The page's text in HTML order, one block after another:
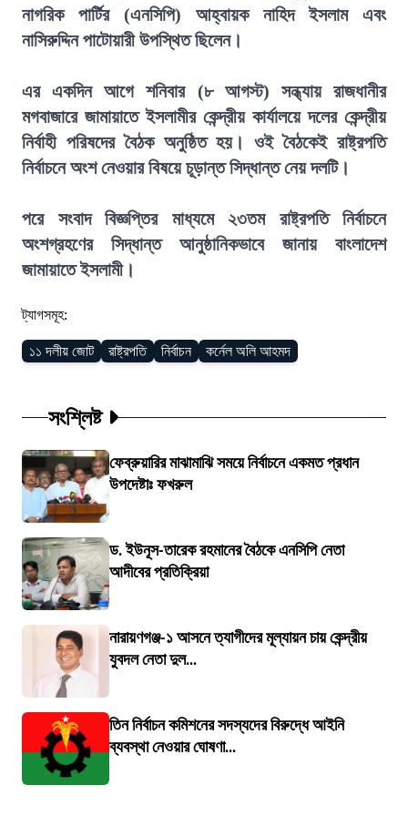
নাগরিক পার্টির (এনসিপি) আহ্বায়ক নাহিদ ইসলাম এবং
নাসিরুদ্দিন পাটোয়ারী উপস্থিত ছিলেন।
এর একদিন আগে শনিবার (৮ আগস্ট) সন্ধ্যায় রাজধানীর
মগবাজারে জামায়াতে ইসলামীর কেন্দ্রীয় কার্যালয়ে দলের কেন্দ্রীয়
নির্বাহী পরিষদের বৈঠক অনুষ্ঠিত হয়। ওই বৈঠকেই রাষ্ট্রপতি
নির্বাচনে অংশ নেওয়ার বিষয়ে চূড়ান্ত সিদ্ধান্ত নেয় দলটি।
পরে সংবাদ বিজ্ঞপ্তির মাধ্যমে ২৩তম রাষ্ট্রপতি নির্বাচনে
অংশগ্রহণের সিদ্ধান্ত আনুষ্ঠানিকভাবে জানায় বাংলাদেশ
জামায়াতে ইসলামী।
ট্যাগসমূহ:
১১ দলীয় জোট রাষ্ট্রপতি নির্বাচন কর্নেল অলি আহমদ
সংশ্লিষ্ট
ফেব্রুয়ারির মাঝামাঝি সময়ে নির্বাচনে একমত প্রধান
উপদেষ্টাঃ ফখরুল
ড. ইউনূস-তারেক রহমানের বৈঠকে এনসিপি নেতা
আদীবের প্রতিক্রিয়া
নারায়ণগঞ্জ-১ আসনে ত্যাগীদের মূল্যায়ন চায় কেন্দ্রীয়
যুবদল নেতা দুল...
তিন নির্বাচন কমিশনের সদস্যদের বিরুদ্ধে আইনি
ব্যবস্থা নেওয়ার ঘোষণা...